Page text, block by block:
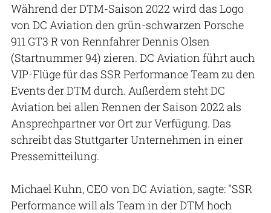
Während der DTM-Saison 2022 wird das Logo
von DC Aviation den grün-schwarzen Porsche
911 GT3 R von Rennfahrer Dennis Olsen
(Startnummer 94) zieren. DC Aviation führt auch
VIP-Flüge für das SSR Performance Team zu den
Events der DTM durch. Außerdem steht DC
Aviation bei allen Rennen der Saison 2022 als
Ansprechpartner vor Ort zur Verfügung. Das
schreibt das Stuttgarter Unternehmen in einer
Pressemitteilung.
Michael Kuhn, CEO von DC Aviation, sagte: "SSR
Performance will als Team in der DTM hoch